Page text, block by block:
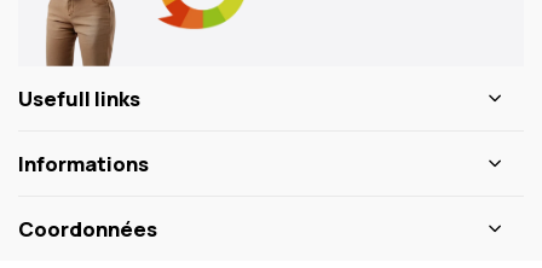
Usefull links
Informations
Coordonnées